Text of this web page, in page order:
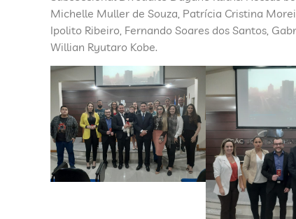
Michelle Muller de Souza, Patrícia Cristina
Ipolito Ribeiro, Fernando Soares dos Santos,
Willian Ryutaro Kobe.